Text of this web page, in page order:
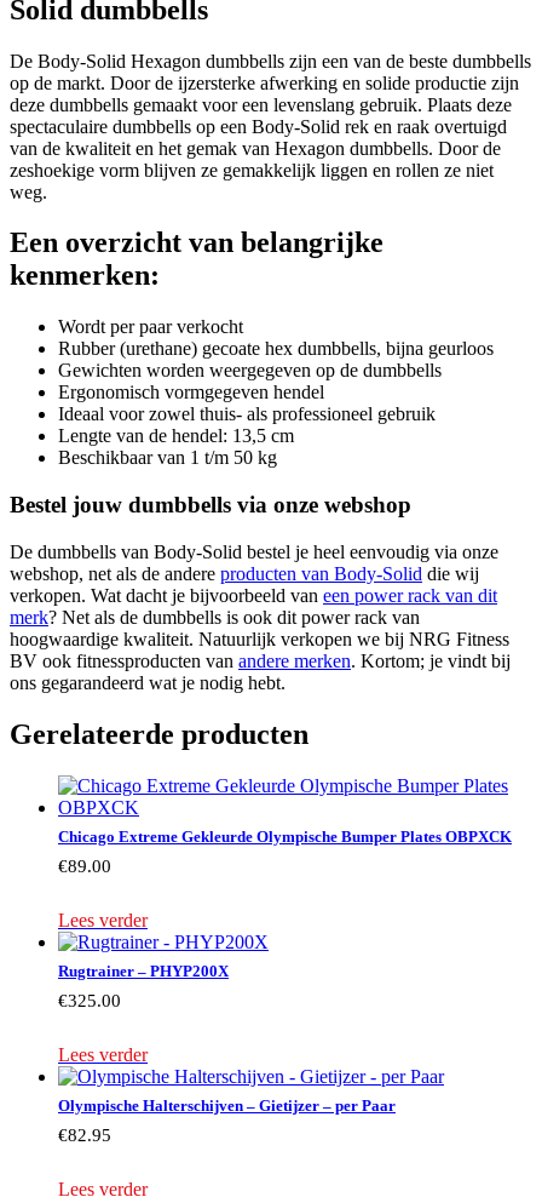
Solid dumbbells
De Body-Solid Hexagon dumbbells zijn een van de beste dumbbells
op de markt. Door de ijzersterke afwerking en solide productie zijn
deze dumbbells gemaakt voor een levenslang gebruik. Plaats deze
spectaculaire dumbbells op een Body-Solid rek en raak overtuigd
van de kwaliteit en het gemak van Hexagon dumbbells. Door de
zeshoekige vorm blijven ze gemakkelijk liggen en rollen ze niet
weg.
Een overzicht van belangrijke
kenmerken:
Wordt per paar verkocht
Rubber (urethane) gecoate hex dumbbells, bijna geurloos
Gewichten worden weergegeven op de dumbbells
Ergonomisch vormgegeven hendel
Ideaal voor zowel thuis- als professioneel gebruik
Lengte van de hendel: 13,5 cm
Beschikbaar van 1 t/m 50 kg
Bestel jouw dumbbells via onze webshop
De dumbbells van Body-Solid bestel je heel eenvoudig via onze
webshop, net als de andere producten van Body-Solid die wij
verkopen. Wat dacht je bijvoorbeeld van een power rack van dit
merk? Net als de dumbbells is ook dit power rack van
hoogwaardige kwaliteit. Natuurlijk verkopen we bij NRG Fitness
BV ook fitnessproducten van andere merken. Kortom; je vindt bij
ons gegarandeerd wat je nodig hebt.
Gerelateerde producten
Chicago Extreme Gekleurde Olympische Bumper Plates OBPXCK
€89.00
Lees verder
Rugtrainer – PHYP200X
€325.00
Lees verder
Olympische Halterschijven – Gietijzer – per Paar
€82.95
Lees verder